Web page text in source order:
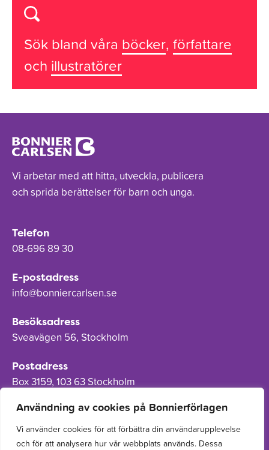
Användning av cookies på Bonnierförlagen
Vi använder cookies för att förbättra din användarupplevelse
och för att analysera hur vår webbplats används. Dessa
Sök bland våra böcker, författare
och illustratörer
Vi arbetar med att hitta, utveckla, publicera
och sprida berättelser för barn och unga.
Telefon
08-696 89 30
E-postadress
info@bonniercarlsen.se
Besöksadress
Sveavägen 56, Stockholm
Postadress
Box 3159, 103 63 Stockholm
Om Bonnierförlagen